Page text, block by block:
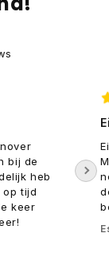
bij de
heb
tijd
keer